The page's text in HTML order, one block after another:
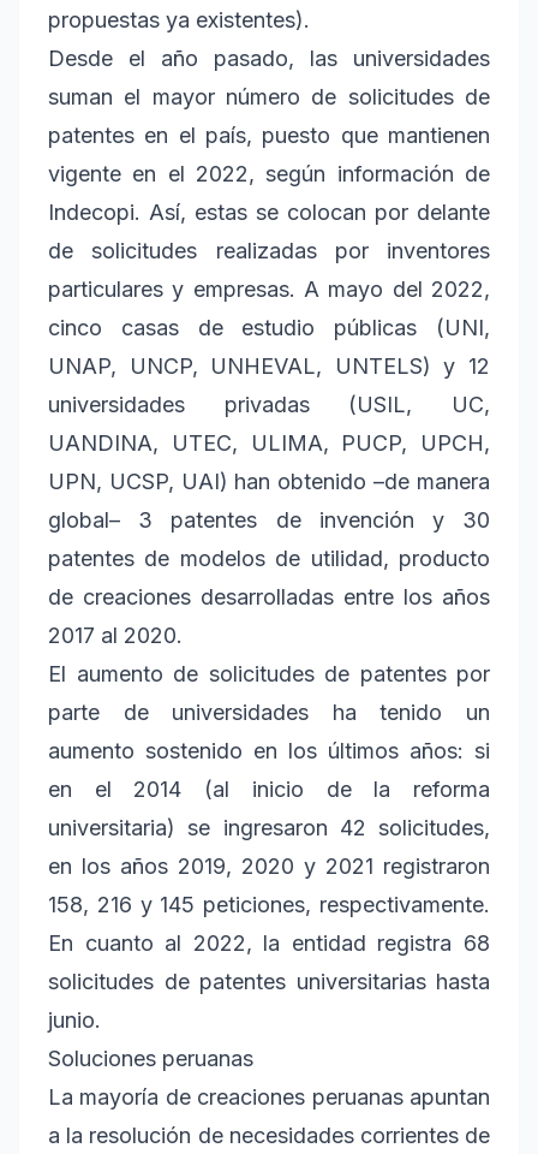
propuestas ya existentes).
Desde el año pasado, las universidades
suman el mayor número de solicitudes de
patentes en el país, puesto que mantienen
vigente en el 2022, según información de
Indecopi. Así, estas se colocan por delante
de solicitudes realizadas por inventores
particulares y empresas. A mayo del 2022,
cinco casas de estudio públicas (UNI,
UNAP, UNCP, UNHEVAL, UNTELS) y 12
universidades privadas (USIL, UC,
UANDINA, UTEC, ULIMA, PUCP, UPCH,
UPN, UCSP, UAI) han obtenido –de manera
global– 3 patentes de invención y 30
patentes de modelos de utilidad, producto
de creaciones desarrolladas entre los años
2017 al 2020.
El aumento de solicitudes de patentes por
parte de universidades ha tenido un
aumento sostenido en los últimos años: si
en el 2014 (al inicio de la reforma
universitaria) se ingresaron 42 solicitudes,
en los años 2019, 2020 y 2021 registraron
158, 216 y 145 peticiones, respectivamente.
En cuanto al 2022, la entidad registra 68
solicitudes de patentes universitarias hasta
junio.
Soluciones peruanas
La mayoría de creaciones peruanas apuntan
a la resolución de necesidades corrientes de